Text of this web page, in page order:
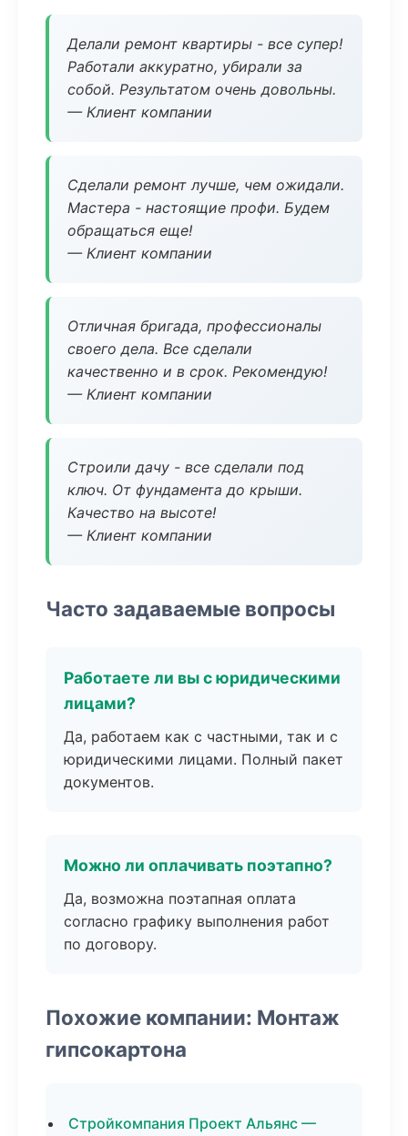
Делали ремонт квартиры - все супер!
Работали аккуратно, убирали за
собой. Результатом очень довольны.
— Клиент компании
Сделали ремонт лучше, чем ожидали.
Мастера - настоящие профи. Будем
обращаться еще!
— Клиент компании
Отличная бригада, профессионалы
своего дела. Все сделали
качественно и в срок. Рекомендую!
— Клиент компании
Строили дачу - все сделали под
ключ. От фундамента до крыши.
Качество на высоте!
— Клиент компании
Часто задаваемые вопросы
Работаете ли вы с юридическими
лицами?
Да, работаем как с частными, так и с
юридическими лицами. Полный пакет
документов.
Можно ли оплачивать поэтапно?
Да, возможна поэтапная оплата
согласно графику выполнения работ
по договору.
Похожие компании: Монтаж
гипсокартона
Стройкомпания Проект Альянс —